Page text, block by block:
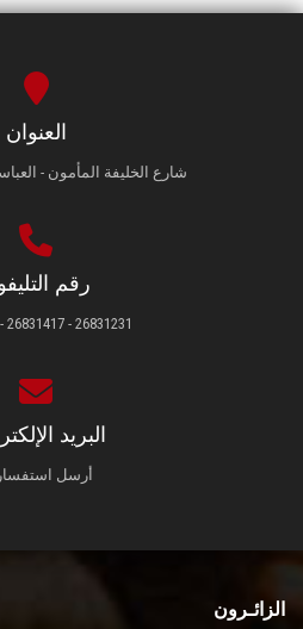
العنوان
شارع الخليفة المأمون -
رقم
26831231 - 26831417 - 26831474
البريد
أرسل
الزائـرون